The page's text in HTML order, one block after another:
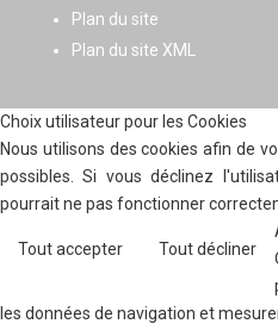
Plan du site
Plan du site XML
Choix utilisateur pour les Cookies
Nous utilisons des cookies afin de
possibles. Si vous déclinez
pourrait ne pas fonctionner
Tout accepter Tout décliner
les données de navigation et